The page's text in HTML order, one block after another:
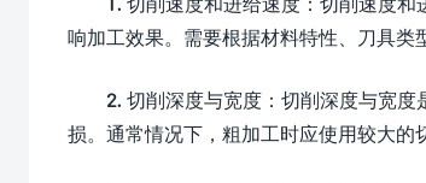
响加工效果。需要根据材料特性、刀具类
2. 切削深度与宽度：切削深度与宽
损。通常情况下，粗加工时应使用较大的